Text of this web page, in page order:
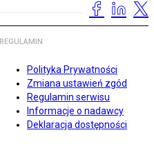
REGULAMIN
Polityka Prywatności
Zmiana ustawień zgód
Regulamin serwisu
Informacje o nadawcy
Deklaracja dostępności